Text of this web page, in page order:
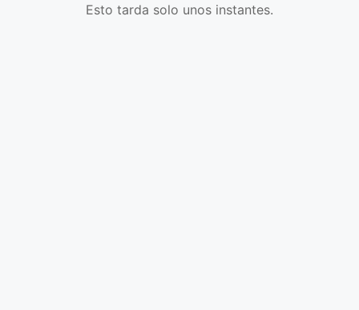
Esto tarda solo unos instantes.